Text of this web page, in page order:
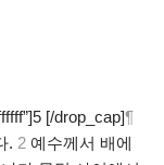
[/drop_cap]¶
. 2 예수께서 배에